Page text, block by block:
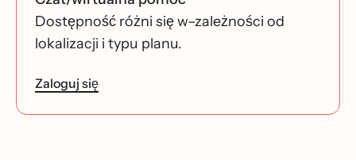
Dostępność różni się w–zależności od
lokalizacji i typu planu.
Zaloguj się